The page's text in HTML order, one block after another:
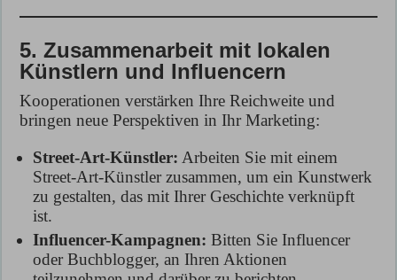
5. Zusammenarbeit mit lokalen
Künstlern und Influencern
Kooperationen verstärken Ihre Reichweite und
bringen neue Perspektiven in Ihr Marketing:
Street-Art-Künstler: Arbeiten Sie mit einem
Street-Art-Künstler zusammen, um ein Kunstwerk
zu gestalten, das mit Ihrer Geschichte verknüpft
ist.
Influencer-Kampagnen: Bitten Sie Influencer
oder Buchblogger, an Ihren Aktionen